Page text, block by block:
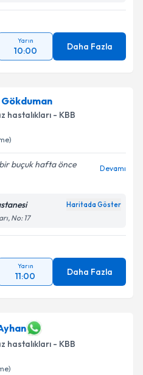
Yarın
10:00 Daha Fazla
Gökduman
hastalıkları - KBB
buçuk hafta önce
Devamı
Haritada Göster
No: 17
Yarın
11:00 Daha Fazla
hastalıkları - KBB